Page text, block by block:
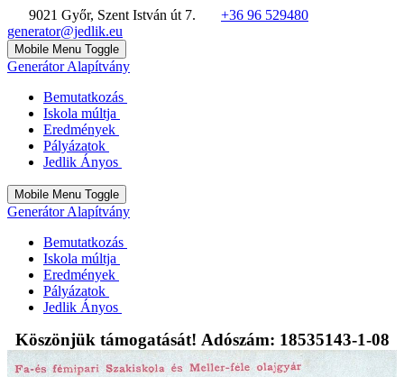
9021 Győr, Szent István út 7.
+36 96 529480
generator@jedlik.eu
Mobile Menu Toggle
Generátor Alapítvány
Bemutatkozás
Iskola múltja
Eredmények
Pályázatok
Jedlik Ányos
Mobile Menu Toggle
Generátor Alapítvány
Bemutatkozás
Iskola múltja
Eredmények
Pályázatok
Jedlik Ányos
Köszönjük támogatását! Adószám: 18535143-1-08